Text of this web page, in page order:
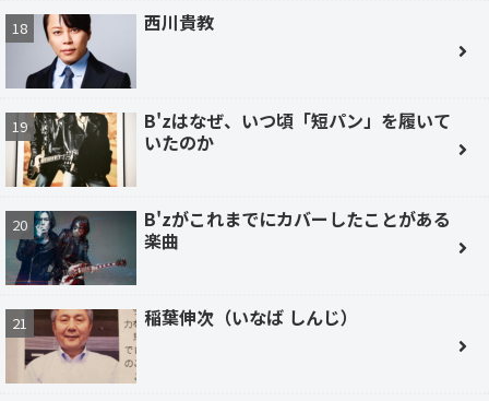
西川貴教
B'zはなぜ、いつ頃「短パン」を履いて
いたのか
B'zがこれまでにカバーしたことがある
楽曲
稲葉伸次（いなば しんじ）